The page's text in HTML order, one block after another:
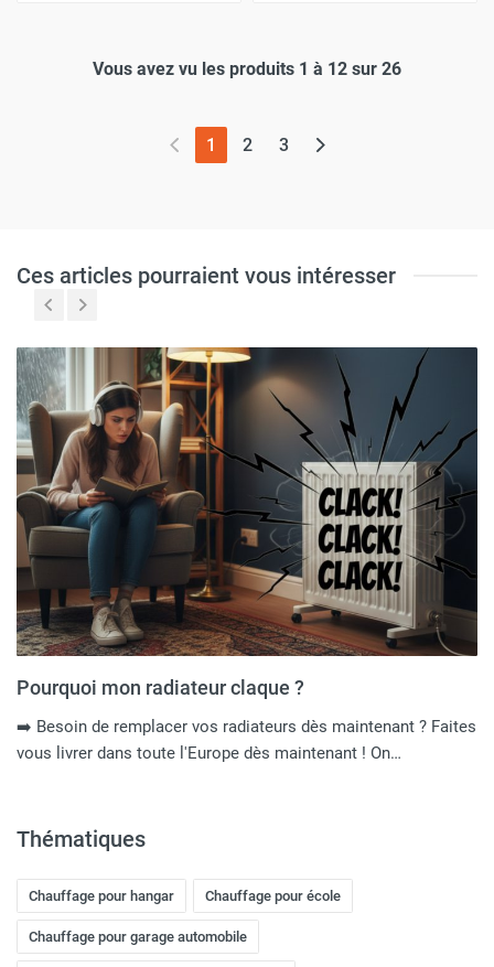
Vous avez vu les produits 1 à 12 sur 26
1 (page actuelle)
2 3
Ces articles pourraient vous intéresser
Pourquoi mon radiateur claque ?
➡️ Besoin de remplacer vos radiateurs dès maintenant ? Faites
vous livrer dans toute l'Europe dès maintenant ! On…
Thématiques
Chauffage pour hangar Chauffage pour école
Chauffage pour garage automobile